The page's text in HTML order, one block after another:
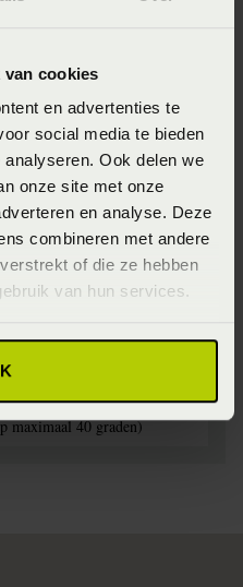
van cookies
en advertenties te
social media te bieden
Ook delen we
onze site met onze
en analyse. Deze
combineren met andere
of die ze hebben
van hun services.
de winkel bekijken?
maximaal 40 graden)